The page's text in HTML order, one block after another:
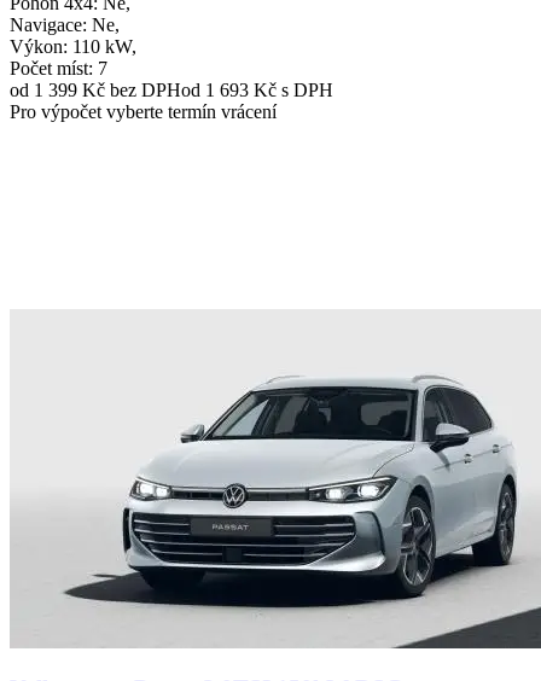
Navigace: Ne,
Výkon: 110 kW,
Počet míst: 7
od 1 399 Kč bez DPHod 1 693 Kč s DPH
Pro výpočet vyberte termín vrácení